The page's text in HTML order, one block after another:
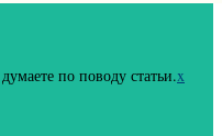
по поводу статьи.x